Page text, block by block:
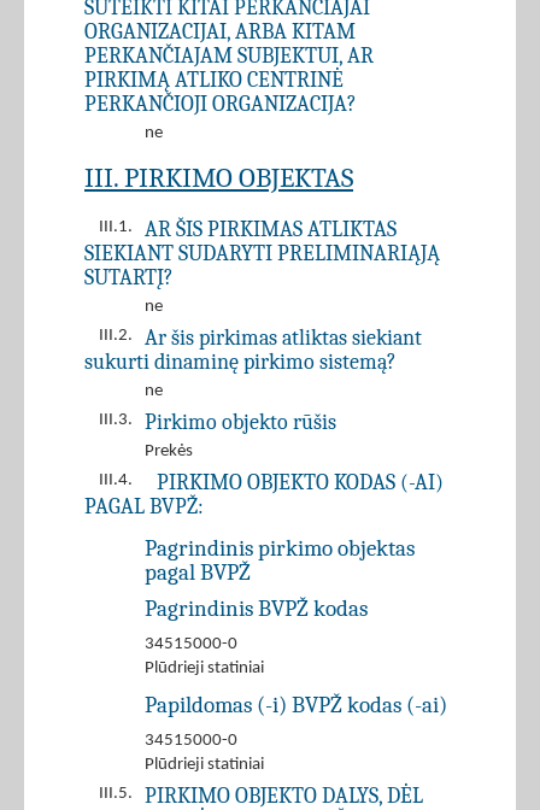
SUTEIKTI KITAI PERKANČIAJAI
ORGANIZACIJAI, ARBA KITAM
PERKANČIAJAM SUBJEKTUI, AR
PIRKIMĄ ATLIKO CENTRINĖ
PERKANČIOJI ORGANIZACIJA?
ne
III. PIRKIMO OBJEKTAS
III.1.
AR ŠIS PIRKIMAS ATLIKTAS
SIEKIANT SUDARYTI PRELIMINARIĄJĄ
SUTARTĮ?
ne
III.2.
Ar šis pirkimas atliktas siekiant
sukurti dinaminę pirkimo sistemą?
ne
III.3.
Pirkimo objekto rūšis
Prekės
III.4.
PIRKIMO OBJEKTO KODAS (-AI)
PAGAL BVPŽ:
Pagrindinis pirkimo objektas
pagal BVPŽ
Pagrindinis BVPŽ kodas
34515000-0
Plūdrieji statiniai
Papildomas (-i) BVPŽ kodas (-ai)
34515000-0
Plūdrieji statiniai
III.5.
PIRKIMO OBJEKTO DALYS, DĖL